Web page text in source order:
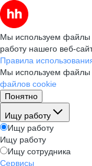
Мы используем файлы
работу нашего веб-
Правила
Мы используем файлы
файлов cookie
Понятно
Ищу работу
Ищу работу
Ищу работу
Ищу сотрудника
Сервисы